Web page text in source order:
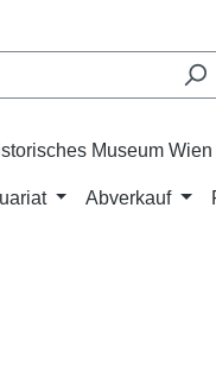
Museum Wien
Abverkauf